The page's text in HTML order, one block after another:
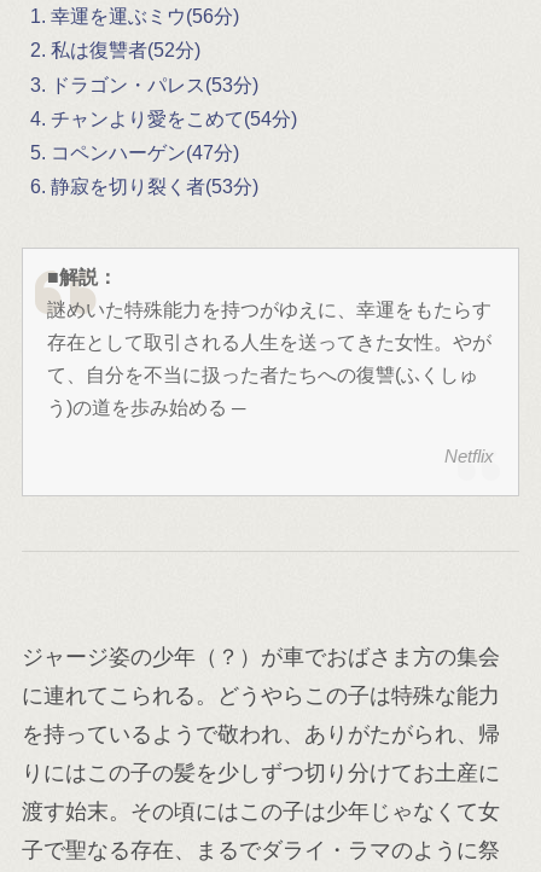
幸運を運ぶミウ(56分)
私は復讐者(52分)
ドラゴン・パレス(53分)
チャンより愛をこめて(54分)
コペンハーゲン(47分)
静寂を切り裂く者(53分)
■解説：
謎めいた特殊能力を持つがゆえに、幸運をもたらす
存在として取引される人生を送ってきた女性。やが
て、自分を不当に扱った者たちへの復讐(ふくしゅ
う)の道を歩み始める ─
Netflix
ジャージ姿の少年（？）が車でおばさま方の集会
に連れてこられる。どうやらこの子は特殊な能力
を持っているようで敬われ、ありがたがられ、帰
りにはこの子の髪を少しずつ切り分けてお土産に
渡す始末。その頃にはこの子は少年じゃなくて女
子で聖なる存在、まるでダライ・ラマのように祭